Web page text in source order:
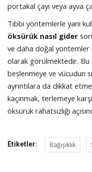
portakal çayı veya ayva
Tıbbi yöntemlerle yani
öksürük nasıl gider
ve daha doğal
olarak görülmektedir. Bu
beslenmeye ve vücudun
ayrıntılara da dikkat
kaçınmak, terlemeye
öksürük rahatsızlığı
Etiketler: Bağışıklık